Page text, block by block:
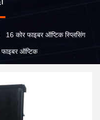
16 कोर फाइबर ऑप्टिक स्प्लिसिंग
ऑप्टिक